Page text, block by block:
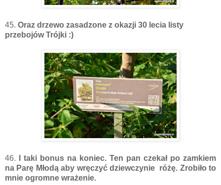
45. Oraz drzewo zasadzone z okazji 30 lecia listy
przebojów Trójki :)
46.
I taki bonus na koniec. Ten pan czekał po zamkiem
na Parę Młodą aby wręczyć dziewczynie różę. Zrobiło to
mnie ogromne wrażenie.